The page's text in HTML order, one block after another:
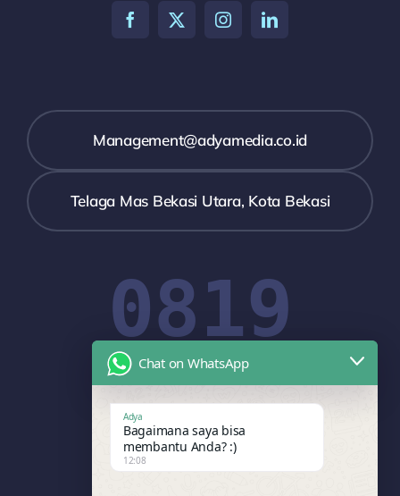
Management@adyamedia.co.id
Telaga Mas Bekasi Utara, Kota Bekasi
0819
1908
Chat on WhatsApp
Adya
Bagaimana saya bisa
membantu Anda? :)
12:08